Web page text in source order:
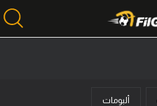
ألبومات